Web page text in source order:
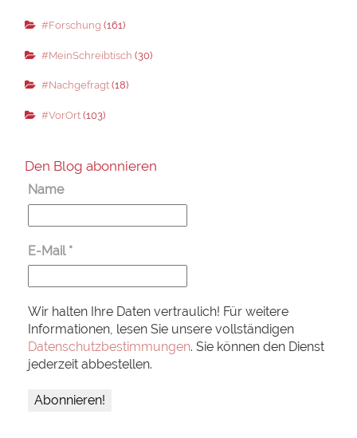
#Forschung (161)
#MeinSchreibtisch (30)
#Nachgefragt(18)
#VorOrt(103)
Den Blog abonnieren
Name
E-Mail *
Wir halten Ihre Daten vertraulich! Für weitere
Informationen, lesen Sie unsere vollständigen
Datenschutzbestimmungen. Sie können den Dienst
jederzeit abbestellen.